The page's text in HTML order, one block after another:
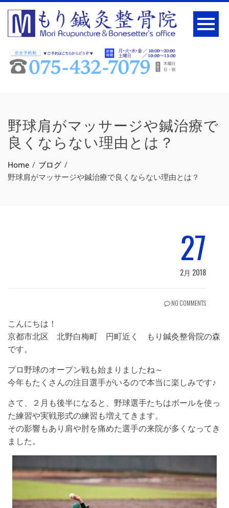
野球肩がマッサージや鍼治療で
良くならない理由とは？
Home
ブログ
野球肩がマッサージや鍼治療で良くならない理由とは？
27
2月 2018
NO COMMENTS
こんにちは！
京都市北区 北野白梅町 円町近く もり鍼灸整骨院の森
です。
プロ野球のオープン戦も始まりましたね～
今年もたくさんの注目選手がいるので本当に楽しみです♪
さて、２月も後半になると、野球選手たちはボールを使っ
た練習や実戦形式の練習も増えてきます。
その影響もあり肩や肘を痛めた選手の来院が多くなってき
ました。